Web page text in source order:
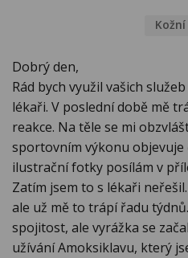
Dobrý den,
Rád bych využil vašich
lékaři. V poslední době mě
reakce. Na těle se mi
sportovním výkonu objevuje
ilustrační fotky posílám v
Zatím jsem to s lékaři
ale už mě to trápí řadu
spojitost, ale vyrážka se
užívání Amoksiklavu, který